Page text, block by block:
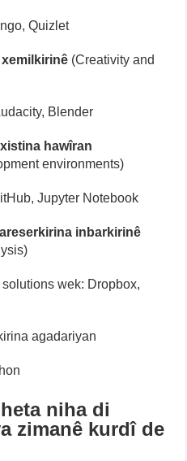
Quizlet
(Creativity and
Blender
hawîran
environments)
Jupyter Notebook
inbarkirinê
wek: Dropbox,
agadariyan
niha di
zimanê kurdî de